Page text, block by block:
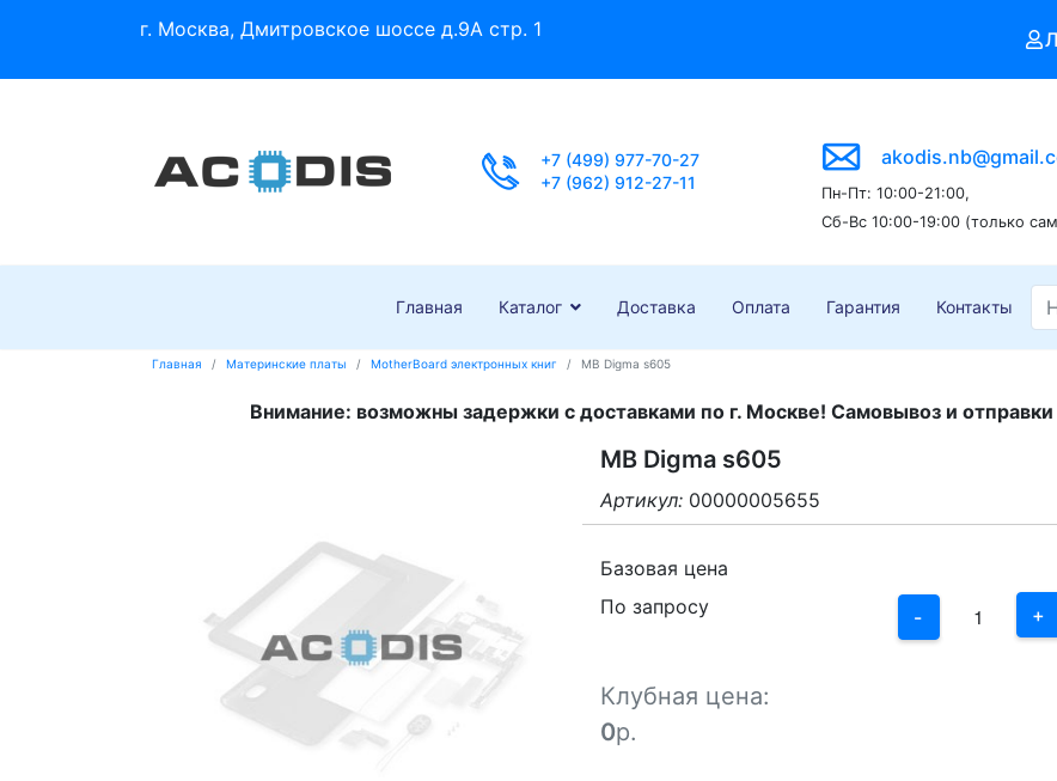
г. Москва, Дмитровское шоссе д.9А стр. 1
+7 (499) 977-70-27
+7 (962) 912-27-11
Пн-Пт: 10:00-21:00,
Сб-Вс 10:00-19:00 (только
Главная Каталог Доставка Оплата Гарантия Контакты
Главная Материнские платы MotherBoard электронных книг MB Digma s605
Внимание: возможны задержки с доставками по г. Москве! Самовывоз и
MB Digma s605
Артикул: 00000005655
Базовая цена
По запросу
-
3
1
+
Клубная цена:
0р.